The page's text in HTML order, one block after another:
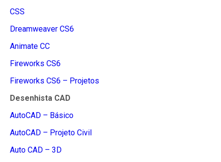
CSS
Dreamweaver CS6
Animate CC
Fireworks CS6
Fireworks CS6 – Projetos
Desenhista CAD
AutoCAD – Básico
AutoCAD – Projeto Civil
Auto CAD – 3D